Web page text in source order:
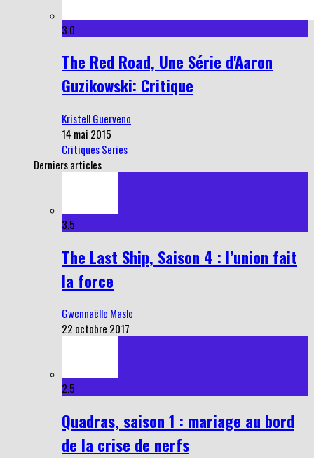
3.0
The Red Road, Une Série d'Aaron
Guzikowski: Critique
Kristell Guerveno
14 mai 2015
Critiques Series
Derniers articles
3.5
The Last Ship, Saison 4 : l’union fait
la force
Gwennaëlle Masle
22 octobre 2017
2.5
Quadras, saison 1 : mariage au bord
de la crise de nerfs